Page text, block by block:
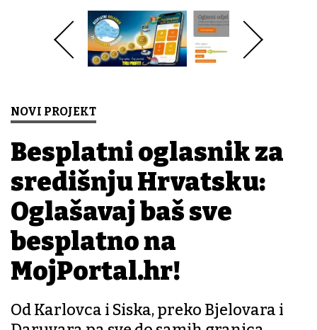
NOVI PROJEKT
Besplatni oglasnik za
središnju Hrvatsku:
Oglašavaj baš sve
besplatno na
MojPortal.hr!
Od Karlovca i Siska, preko Bjelovara i